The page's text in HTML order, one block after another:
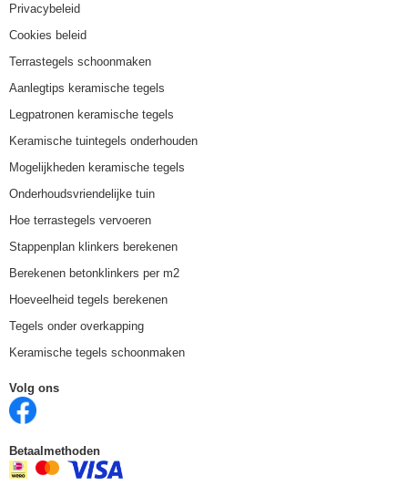
Privacybeleid
Cookies beleid
Terrastegels schoonmaken
Aanlegtips keramische tegels
Legpatronen keramische tegels
Keramische tuintegels onderhouden
Mogelijkheden keramische tegels
Onderhoudsvriendelijke tuin
Hoe terrastegels vervoeren
Stappenplan klinkers berekenen
Berekenen betonklinkers per m2
Hoeveelheid tegels berekenen
Tegels onder overkapping
Keramische tegels schoonmaken
Volg ons
Betaalmethoden